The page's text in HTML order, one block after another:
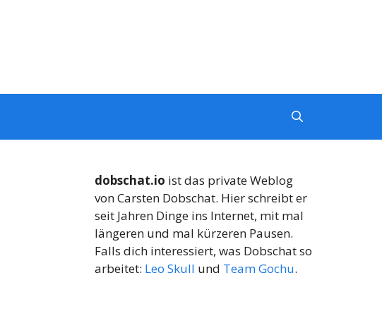
dobschat.io ist das private Weblog
von Carsten Dobschat. Hier schreibt er
seit Jahren Dinge ins Internet, mit mal
längeren und mal kürzeren Pausen.
Falls dich interessiert, was Dobschat so
arbeitet: Leo Skull und Team Gochu.